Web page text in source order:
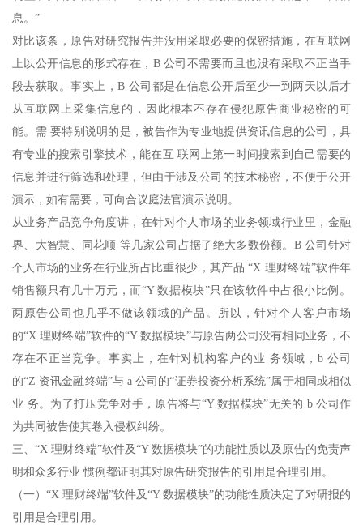
息。”
对比该条，原告对研究报告并没用采取必要的保密措施，在互联网
上以公开信息的形式存在，B 公司不需要而且也没有采取不正当手
段去获取。事实上，B 公司都是在信息公开后至少一到两天以后才
从互联网上采集信息的，因此根本不存在侵犯原告商业秘密的可
能。需 要特别说明的是，被告作为专业地提供资讯信息的公司，具
有专业的搜索引擎技术，能在互 联网上第一时间搜索到自己需要的
信息并进行筛选和处理，但由于涉及公司的技术秘密，不便于公开
演示，如有需要，可向合议庭法官演示说明。
从业务产品竞争角度讲，在针对个人市场的业务领域行业里，金融
界、大智慧、同花顺 等几家公司占据了绝大多数份额。B 公司针对
个人市场的业务在行业所占比重很少，其产品 “X 理财终端”软件年
销售额只有几十万元，而“Y 数据模块”只在该软件中占很小比例。
两原告公司也几乎不做该领域的产品。所以，针对个人客户市场
的“X 理财终端”软件的“Y 数据模块”与原告两公司没有相同业务，不
存在不正当竞争。事实上，在针对机构客户的业 务领域，b 公司
的“Z 资讯金融终端”与 a 公司的“证券投资分析系统”属于相同或相似
业 务。为了打压竞争对手，原告将与“Y 数据模块”无关的 b 公司作
为共同被告使其卷入侵权纠纷。
三、“X 理财终端”软件及“Y 数据模块”的功能性质以及原告的免责声
明和众多行业 惯例都证明其对原告研究报告的引用是合理引用。
（一）“X 理财终端”软件及“Y 数据模块”的功能性质决定了对研报的
引用是合理引用。